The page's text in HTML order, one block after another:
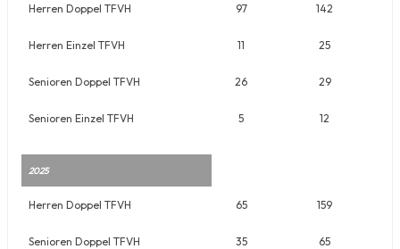
Herren Doppel TFVH 97 142
Herren Einzel TFVH 11 25
Senioren Doppel TFVH 26 29
Senioren Einzel TFVH 5 12
2025
Herren Doppel TFVH 65 159
Senioren Doppel TFVH 35 65